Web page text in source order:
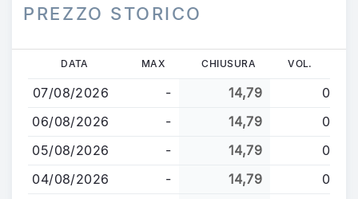
PREZZO STORICO
contenuto
principale
DATA MAX CHIUSURA VOL.
07/08/2026 - 14,79
0
06/08/2026
- 14,79
0
05/08/2026
- 14,79
0
04/08/2026
- 14,79
0